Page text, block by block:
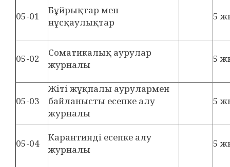
05-01
Бұйрықтар мен
нұсқаулықтар
5
05-02
Соматикалық аурулар
журналы
5
05-03
Жіті жұқпалы аурулармен
байланысты есепке алу
журналы
5
05-04
Карантинді есепке алу
журналы
5